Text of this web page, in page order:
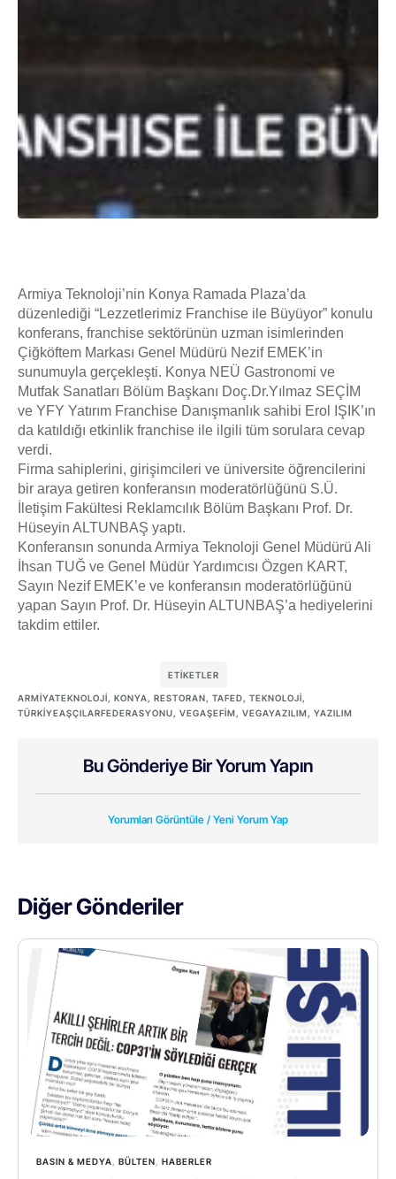
Armiya Teknoloji’nin Konya Ramada Plaza’da
düzenlediği “Lezzetlerimiz Franchise ile Büyüyor” konulu
konferans, franchise sektörünün uzman isimlerinden
Çiğköftem Markası Genel Müdürü Nezif EMEK’in
sunumuyla gerçekleşti. Konya NEÜ Gastronomi ve
Mutfak Sanatları Bölüm Başkanı Doç.Dr.Yılmaz SEÇİM
ve YFY Yatırım Franchise Danışmanlık sahibi Erol IŞIK’ın
da katıldığı etkinlik franchise ile ilgili tüm sorulara cevap
verdi.
Firma sahiplerini, girişimcileri ve üniversite öğrencilerini
bir araya getiren konferansın moderatörlüğünü S.Ü.
İletişim Fakültesi Reklamcılık Bölüm Başkanı Prof. Dr.
Hüseyin ALTUNBAŞ yaptı.
Konferansın sonunda Armiya Teknoloji Genel Müdürü Ali
İhsan TUĞ ve Genel Müdür Yardımcısı Özgen KART,
Sayın Nezif EMEK’e ve konferansın moderatörlüğünü
yapan Sayın Prof. Dr. Hüseyin ALTUNBAŞ’a hediyelerini
takdim ettiler.
ETIKETLER
ARMIYATEKNOLOJI, KONYA, RESTORAN, TAFED, TEKNOLOJI,
TÜRKIYEAŞÇILARFEDERASYONU, VEGAŞEFIM , VEGAYAZILIM , YAZILIM
Bu Gönderiye Bir Yorum Yapın
Yorumları Görüntüle / Yeni Yorum Yap
Diğer Gönderiler
BASIN & MEDYA BÜLTEN HABERLER